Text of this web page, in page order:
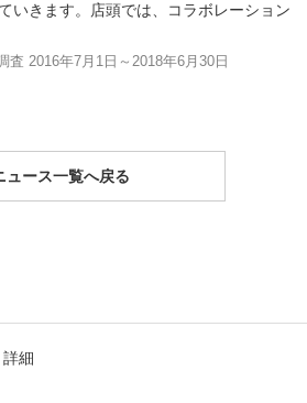
いきます。店頭では、コラボレーション
2016年7月1日～2018年6月30日
ュース一覧へ戻る
詳細